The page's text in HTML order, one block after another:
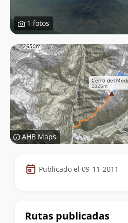
1 fotos
AHB Maps
Datos
de
cumbre
Publicado el 09-11-2011
Rutas publicadas